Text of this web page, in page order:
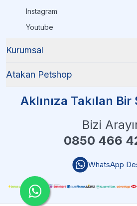
Instagram
Youtube
Kurumsal
Atakan Petshop
Aklınıza Takılan
Bizi
0850 466
WhatsApp